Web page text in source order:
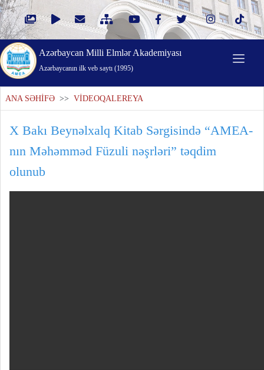
Azərbaycan Milli Elmlər Akademiyası
Azərbaycanın ilk veb saytı (1995)
ANA SƏHİFƏ >> VİDEOQALEREYA
X Bakı Beynəlxalq Kitab Sərgisində “AMEA-
nın Məhəmməd Füzuli nəşrləri” təqdim
olunub